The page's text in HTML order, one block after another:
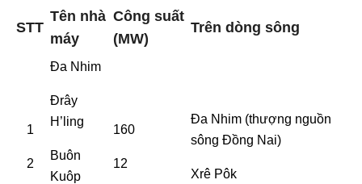
STT
Tên nhà
máy
Công suất
(MW)
Trên dòng sông
1
2
Đa Nhim
Đrây
H’ling
Buôn
Kuôp
160
12
Đa Nhim (thượng nguồn
sông Đồng Nai)
Xrê Pôk